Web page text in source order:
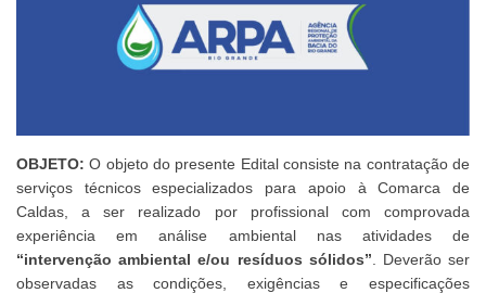
OBJETO: O objeto do presente Edital consiste na contratação de
serviços técnicos especializados para apoio à Comarca de
Caldas, a ser realizado por profissional com comprovada
experiência em análise ambiental nas atividades de
“intervenção ambiental e/ou resíduos sólidos” . Deverão ser
observadas as condições, exigências e especificações